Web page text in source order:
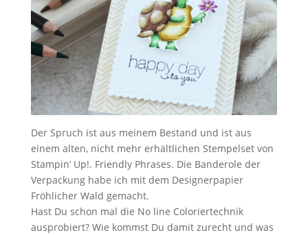
Der Spruch ist aus meinem Bestand und ist aus
einem alten, nicht mehr erhältlichen Stempelset von
Stampin‘ Up!. Friendly Phrases. Die Banderole der
Verpackung habe ich mit dem Designerpapier
Fröhlicher Wald gemacht.
Hast Du schon mal die No line Coloriertechnik
ausprobiert? Wie kommst Du damit zurecht und was